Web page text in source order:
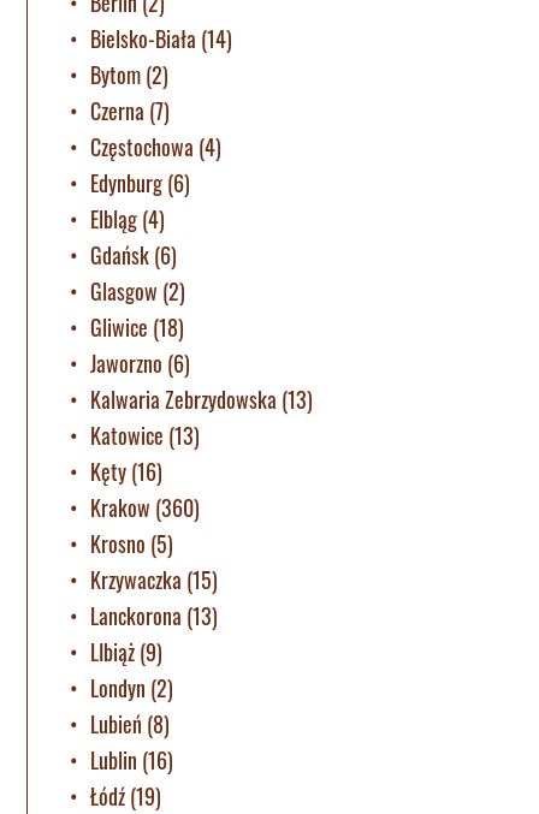
Bielsko-Biała (14)
Bytom(2)
Czerna (7)
Częstochowa (4)
Edynburg(6)
Elbląg(4)
Gdańsk(6)
Glasgow (2)
Gliwice (18)
Jaworzno (6)
Kalwaria Zebrzydowska (13)
Katowice (13)
Kęty(16)
Krakow (360)
Krosno (5)
Krzywaczka (15)
Lanckorona (13)
LIbiąż(9)
Londyn (2)
Lubień (8)
Lublin (16)
Łódź(19)